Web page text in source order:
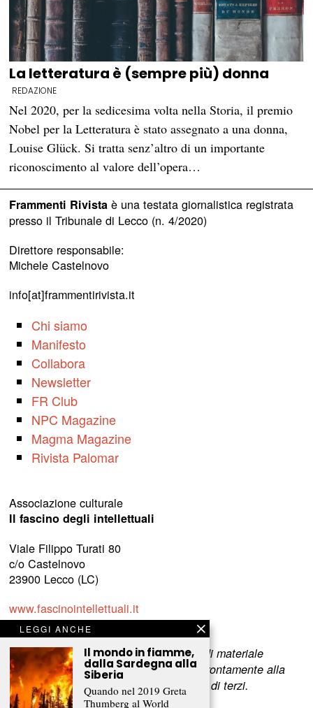
La letteratura è (sempre più) donna
REDAZIONE
Nel 2020, per la sedicesima volta nella Storia, il premio
Nobel per la Letteratura è stato assegnato a una donna,
Louise Glück. Si tratta senz’altro di un importante
riconoscimento al valore dell’opera…
Frammenti Rivistaè una testata giornalistica registrata
presso il Tribunale di Lecco (n. 4/2020)
Direttore responsabile:
Michele Castelnovo
info[at]frammentirivista.it
Chi siamo
Manifesto
Collabora
Newsletter
FR Club
NPC Magazine
Magma Magazine
Rivista Palomar
Associazione culturale
Il fascino degli intellettuali
Viale Filippo Turati 80
c/o Castelnovo
23900 Lecco (LC)
www.fascinointellettuali.it
info[at]fascinointellettuali.it
Per segnalare eventuali errori nell’uso di materiale
riservato,scriveteci e provvederemo prontamente alla
rimozione del materiale lesivo dei diritti di terzi.
LEGGI ANCHE
Il mondo in fiamme,
dalla Sardegna alla
Siberia
Quando nel 2019 Greta
Thumberg al World